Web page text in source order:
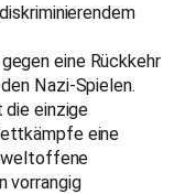
eine Rückkehr
Nazi-Spielen.
einzige
eine
weltoffene
vorrangig